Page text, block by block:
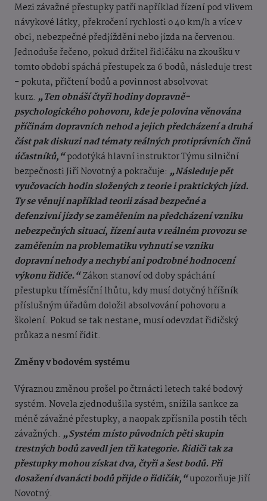
Mezi závažné přestupky patří například řízení pod vlivem
návykové látky, překročení rychlosti o 40 km/h a více v
obci, nebezpečné předjíždění nebo jízda na červenou.
Jednoduše řečeno, pokud držitel řidičáku na zkoušku v
tomto období spáchá přestupek za 6 bodů, následuje trest
- pokuta, přičtení bodů a povinnost absolvovat
kurz. „Ten obnáší čtyři hodiny dopravně-
psychologického pohovoru, kde je polovina věnována
příčinám dopravních nehod a jejich předcházení a druhá
část pak diskuzi nad tématy reálných protiprávních činů
účastníků,“podotýká hlavní instruktor Týmu silniční
bezpečnosti Jiří Novotný a pokračuje: „Následuje pět
vyučovacích hodin složených z teorie i praktických jízd.
Ty se věnují například teorii zásad bezpečné a
defenzivní jízdy se zaměřením na předcházení vzniku
nebezpečných situací, řízení auta v reálném provozu se
zaměřením na problematiku vyhnutí se vzniku
dopravní nehody a nechybí ani podrobné hodnocení
výkonu řidiče.“Zákon stanoví od doby spáchání
přestupku tříměsíční lhůtu, kdy musí dotyčný hříšník
příslušným úřadům doložil absolvování pohovoru a
školení. Pokud se tak nestane, musí odevzdat řidičský
průkaz a nesmí řídit.
Změny v bodovém systému
Výraznou změnou prošel po čtrnácti letech také bodový
systém. Novela zjednodušila systém, snížila sankce za
méně závažné přestupky, a naopak zpřísnila postih těch
závažných. „Systém místo původních pěti skupin
trestných bodů zavedl jen tři kategorie. Řidiči tak za
přestupky mohou získat dva, čtyři a šest bodů. Při
dosažení dvanácti bodů přijde o řidičák,“upozorňuje Jiří
Novotný.